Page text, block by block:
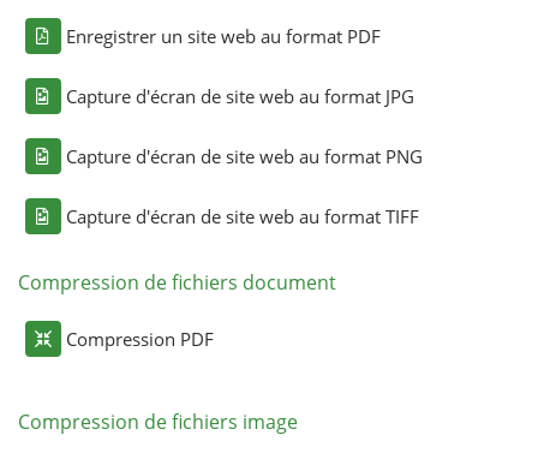
Enregistrer un site web au format PDF
Capture d'écran de site web au format JPG
Capture d'écran de site web au format PNG
Capture d'écran de site web au format TIFF
Compression de fichiers document
Compression PDF
Compression de fichiers image